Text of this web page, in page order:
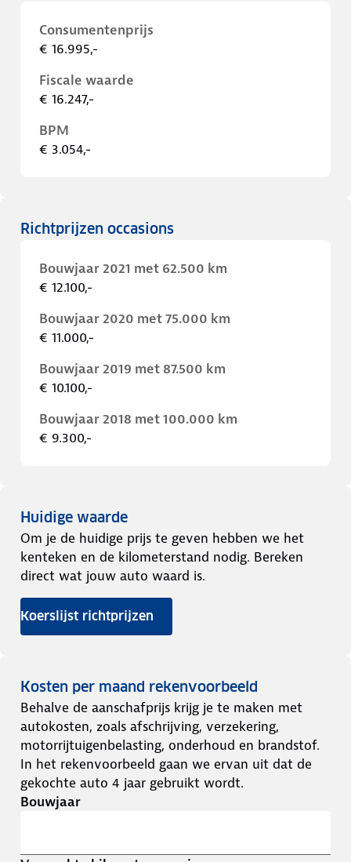
Consumentenprijs
€ 16.995,-
Fiscale waarde
€ 16.247,-
BPM
€ 3.054,-
Richtprijzen occasions
Bouwjaar 2021 met 62.500 km
€ 12.100,-
Bouwjaar 2020 met 75.000 km
€ 11.000,-
Bouwjaar 2019 met 87.500 km
€ 10.100,-
Bouwjaar 2018 met 100.000 km
€ 9.300,-
Huidige waarde
Om je de huidige prijs te geven hebben we het
kenteken en de kilometerstand nodig. Bereken
direct wat jouw auto waard is.
Koerslijst richtprijzen
Kosten per maand rekenvoorbeeld
Behalve de aanschafprijs krijg je te maken met
autokosten, zoals afschrijving, verzekering,
motorrijtuigenbelasting, onderhoud en brandstof.
In het rekenvoorbeeld gaan we ervan uit dat de
gekochte auto 4 jaar gebruikt wordt.
Bouwjaar